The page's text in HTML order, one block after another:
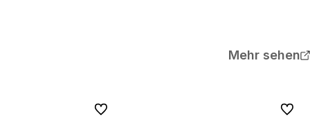
Mehr sehen
Zu Favoriten Zu